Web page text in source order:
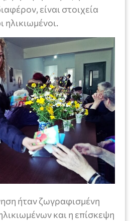
είναι στοιχεία
ηλικιωμένοι.
ήταν ζωγραφισμένη
και η επίσκεψη